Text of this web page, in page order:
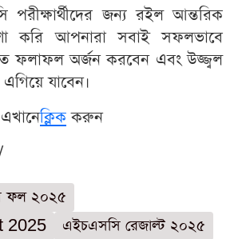
জন্য রইল আন্তরিক
করি আপনারা সবাই সফলভাবে
ফলাফল অর্জন করবেন এবং উজ্জ্বল
যাবেন।
ক্লিককরুন
ফল ২০২৫
2025
এইচএসসি রেজাল্ট ২০২৫